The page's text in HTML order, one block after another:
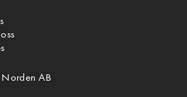
AB